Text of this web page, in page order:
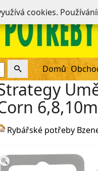
Domů
Rybářské potřeby
cookies.